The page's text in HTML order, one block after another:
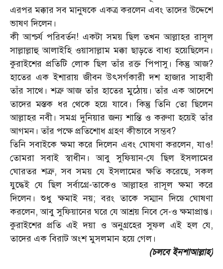
এরপর মক্কার সব মানুষকে একত্র করলেন এবং তাদের উদ্দেশে
ভাষণ দিলেন।
কী আশ্চর্য পরিবর্তন! একটা সময় ছিল তখন আল্লাহর রাসূল
সাল্লাল্লাহু আলাইহি ওয়াসাল্লাম মক্কা ছাড়তে বাধ্য হয়েছিলেন।
কুরাইশের প্রতিটি লোক ছিল তাঁর রক্ত পিপাসু। কিন্তু আজ?
হাতের এক ইশারায় জীবন উৎসর্গকারী দশ হাজার সাহাবী
তাঁর সাথে। শত্রু আজ তাঁর হাতের মুঠোয়। তাঁর এক আদেশে
তাদের মস্তক ধর থেকে হয়ে যাবে। কিন্তু তিনি তো ছিলেন
আল্লাহর নবী। সমগ্র দুনিয়ার জন্য শান্তি ও করুণা হয়েই তাঁর
আগমন। তাঁর পক্ষে প্রতিশোধ গ্রহণ কীভাবে সম্ভব?
তিনি সবাইকে ক্ষমা করে দিলেন এবং ঘোষণা করলেন, যাও!
তোমরা সবাই স্বাধীন। আবু সুফিয়ান-যে ছিল ইসলামের
ঘোরতর শত্রু, সব সময় যে ইসলামের ক্ষতি করেছে, সকল
যুদ্ধেই যে ছিল সর্বাগ্রে-তাকেও আল্লাহর রাসূল ক্ষমা করে
দিলেন। শুধু ক্ষমাই নয়; বরং তাকে সম্মান দিয়ে ঘোষণা
করলেন, আবু সুফিয়ানের ঘরে যে আশ্রয় নিবে সে-ও ক্ষমাপ্রাপ্ত।
কুরাইশের প্রতি এই দয়া ও অনুগ্রহের সুফল এই হল যে,
তাদের এক বিরাট অংশ মুসলমান হয়ে গেল।
(চলবে ইনশাআল্লাহ)